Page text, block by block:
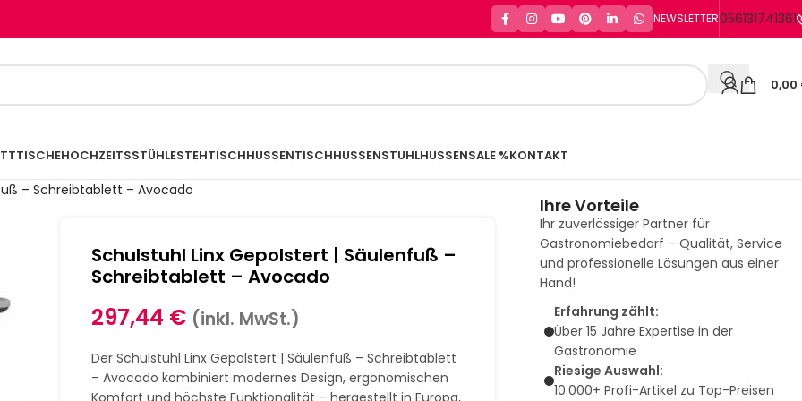
NEWSLETTER056131741361
0,00
HOCHZEITSSTÜHLESTEHTISCHHUSSENTISCHHUSSENSTUHLHUSSENSALE %KONTAKT
– Schreibtablett – Avocado
Schulstuhl Linx Gepolstert | Säulenfuß –
Schreibtablett – Avocado
297,44 € (inkl. MwSt.)
Der Schulstuhl Linx Gepolstert | Säulenfuß – Schreibtablett
– Avocado kombiniert modernes Design, ergonomischen
Komfort und höchste Funktionalität – hergestellt in Europa,
Ihre Vorteile
Ihr zuverlässiger Partner für
Gastronomiebedarf – Qualität, Service
und professionelle Lösungen aus einer
Hand!
Erfahrung zählt:
Über 15 Jahre Expertise in der
Gastronomie
Riesige Auswahl:
10.000+ Profi-Artikel zu Top-Preisen